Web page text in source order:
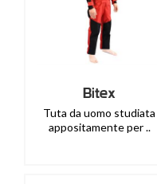
Bitex
Tuta da uomo studiata
appositamente per ..